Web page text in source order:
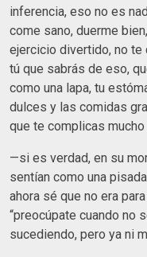
inferencia, eso no es
come sano, duerme
ejercicio divertido, no
tú que sabrás de eso,
como una lapa, tu
dulces y las comidas
que te complicas
—si es verdad, en su
sentían como una
ahora sé que no era
“preocúpate cuando no
sucediendo, pero ya ni